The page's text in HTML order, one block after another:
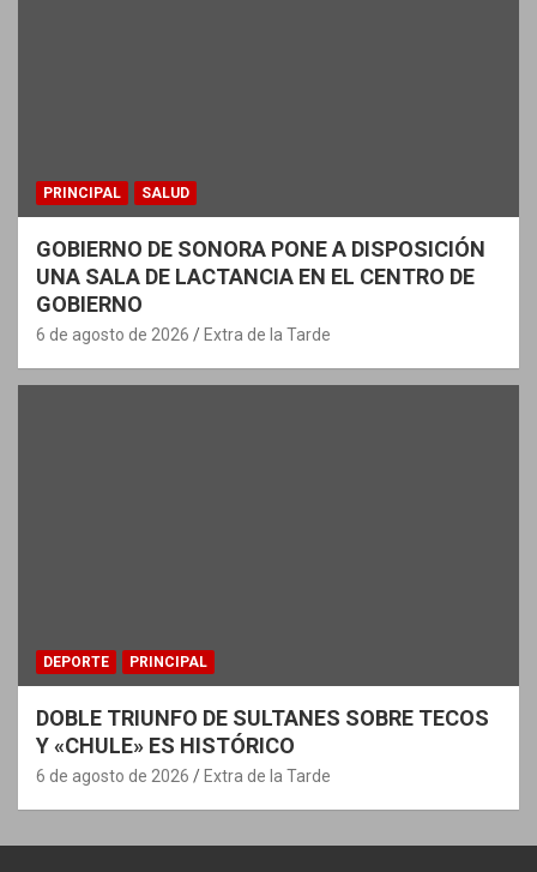
PRINCIPAL SALUD
GOBIERNO DE SONORA PONE A DISPOSICIÓN
UNA SALA DE LACTANCIA EN EL CENTRO DE
GOBIERNO
6 de agosto de 2026 Extra de la Tarde
DEPORTE PRINCIPAL
DOBLE TRIUNFO DE SULTANES SOBRE TECOS
Y «CHULE» ES HISTÓRICO
6 de agosto de 2026 Extra de la Tarde